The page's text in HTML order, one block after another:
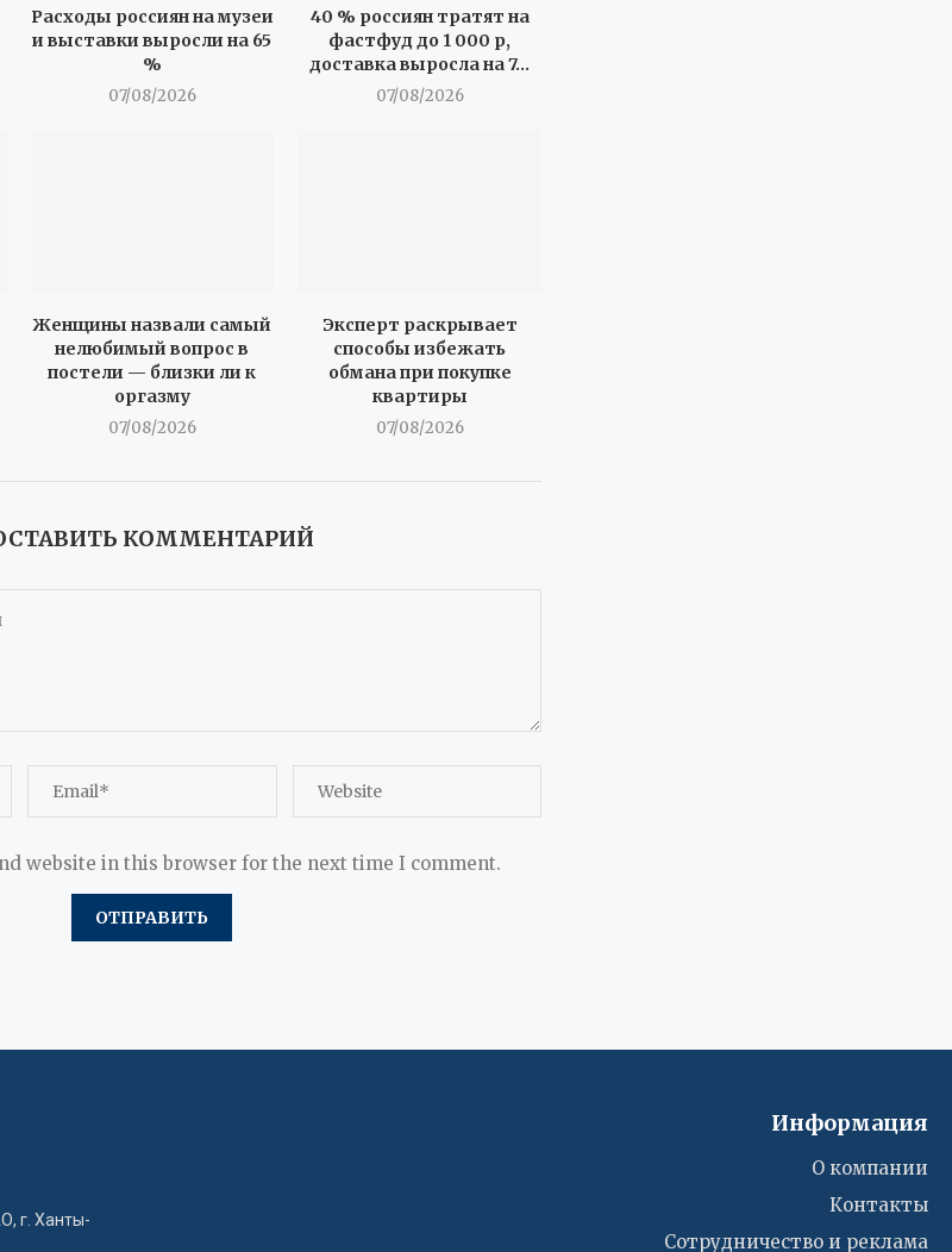
Расходы россиян на музеи
и выставки выросли на 65
%
07/08/2026
40 % россиян тратят на
фастфуд до 1 000 р,
доставка выросла на 7...
07/08/2026
Женщины назвали самый
нелюбимый вопрос в
постели — близки ли к
оргазму
07/08/2026
Эксперт раскрывает
способы избежать
обмана при покупке
квартиры
07/08/2026
КОММЕНТАРИЙ
website in this browser for the next time I comment.
г. Ханты-
Информация
О компании
Контакты
Сотрудничество и реклама